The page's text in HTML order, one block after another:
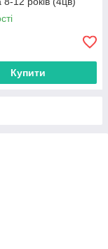
від прямого
Купити